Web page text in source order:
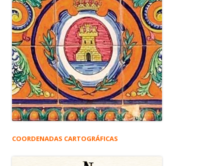
COORDENADAS CARTOGRÁFICAS